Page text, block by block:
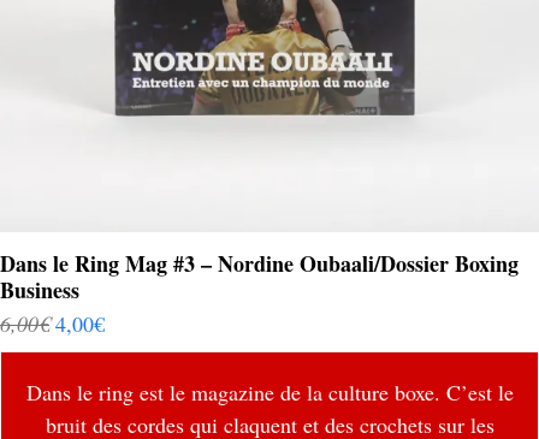
Dans le Ring Mag #3 – Nordine Oubaali/Dossier Boxing
Business
6,00€ 4,00€
Dans le ring est le magazine de la culture boxe. C’est le
bruit des cordes qui claquent et des crochets sur les